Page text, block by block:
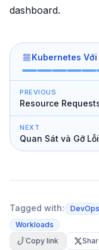
dashboard.
Kubernetes
PREVIOUS
Resource
NEXT
Quan Sát và Gỡ
Tagged with: DevOps
Workloads
Copy link